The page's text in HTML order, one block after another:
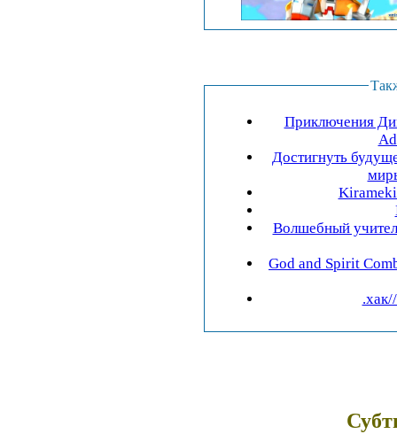
Приключения
Достигнуть
Волшебный
God and Spirit